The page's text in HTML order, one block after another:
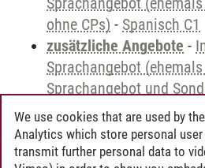
ohne CPs) - Spanisch C1
zusätzliche Angebote -
Sprachangebot
Sprachangebot und
Andreea Tribel 30.06.2024
We use cookies that are used by
Analytics which store personal
transmit further personal data to